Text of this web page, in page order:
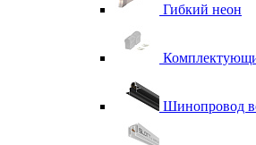
Гибкий неон
Шинопровод